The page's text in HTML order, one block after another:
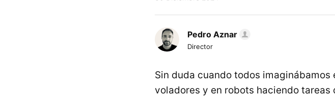
Pedro Aznar
Director
Sin duda cuando todos
voladores y en robots haciendo tareas